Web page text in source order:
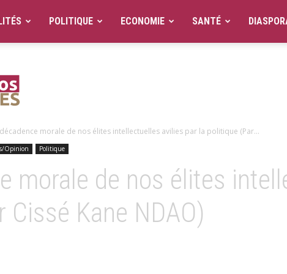
POLITIQUE ECONOMIE SANTÉ
morale de nos élites intellectuelles avilies par la politique (Par...
Opinion Politique
morale de nos élites
Cissé Kane NDAO)